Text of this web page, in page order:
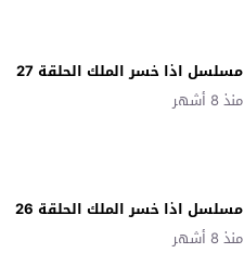
مسلسل اذا خسر الملك الحلقة 27
منذ 8 أشهر
مسلسل اذا خسر الملك الحلقة 26
منذ 8 أشهر